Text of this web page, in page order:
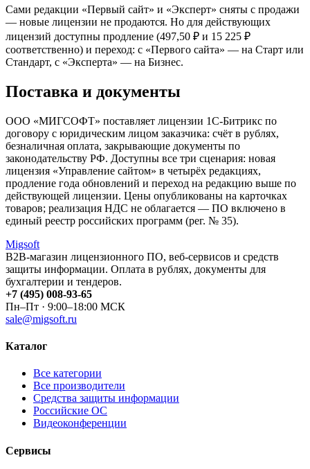
Сами редакции «Первый сайт» и «Эксперт» сняты с продажи
— новые лицензии не продаются. Но для действующих
лицензий доступны продление (497,50 ₽ и 15 225 ₽
соответственно) и переход: с «Первого сайта» — на Старт или
Стандарт, с «Эксперта» — на Бизнес.
Поставка и документы
ООО «МИГСОФТ» поставляет лицензии 1С-Битрикс по
договору с юридическим лицом заказчика: счёт в рублях,
безналичная оплата, закрывающие документы по
законодательству РФ. Доступны все три сценария: новая
лицензия «Управление сайтом» в четырёх редакциях,
продление года обновлений и переход на редакцию выше по
действующей лицензии. Цены опубликованы на карточках
товаров; реализация НДС не облагается — ПО включено в
единый реестр российских программ (рег. № 35).
Migsoft
B2B-магазин лицензионного ПО, веб-сервисов и средств
защиты информации. Оплата в рублях, документы для
бухгалтерии и тендеров.
+7 (495) 008-93-65
Пн–Пт · 9:00–18:00 МСК
sale@migsoft.ru
Каталог
Все категории
Все производители
Средства защиты информации
Российские ОС
Видеоконференции
Сервисы